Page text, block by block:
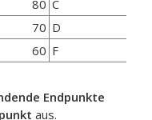
80 C
70 D
60 F
Endpunkte
aus.